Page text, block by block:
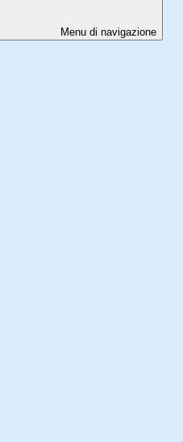
Menu di navigazione